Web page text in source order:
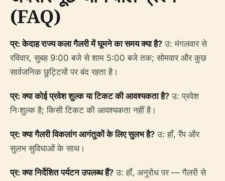
(FAQ)
प्र: केदाह राज्य कला गैलरी में घूमने का समय क्या है? उ: मंगलवार से
रविवार, सुबह 9:00 बजे से शाम 5:00 बजे तक; सोमवार और कुछ
सार्वजनिक छुट्टियों पर बंद रहता है।
प्र: क्या कोई प्रवेश शुल्क या टिकट की आवश्यकता है? उ: प्रवेश
निःशुल्क है; किसी टिकट की आवश्यकता नहीं है।
प्र: क्या गैलरी विकलांग आगंतुकों के लिए सुलभ है? उ: हाँ, रैंप और
सुलभ सुविधाओं के साथ।
प्र: क्या निर्देशित पर्यटन उपलब्ध हैं? उ: हाँ, अनुरोध पर — गैलरी से